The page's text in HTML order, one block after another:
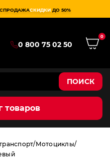
СКИДКИ ДО 50%
0 800 75 02 50
0
ПОИСК
товаров
Мотоциклы